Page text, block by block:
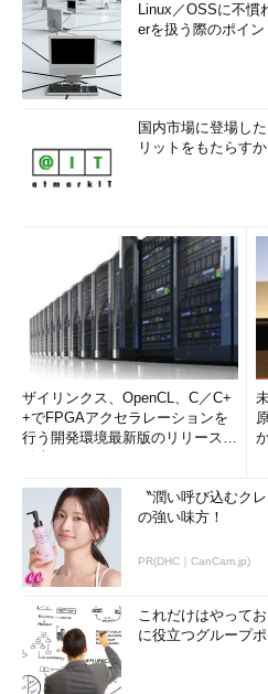
Linux／OSSに不慣
erを扱う際のポイン
国内市場に登場し
リットをもたらすか
ザイリンクス、OpenCL、C／C+
+でFPGAアクセラレーションを
行う開発環境最新版のリリースを
〝潤い呼び込むク
の強い味方！
PR(DHC｜CanCam.jp)
これだけはやって
に役立つグループ